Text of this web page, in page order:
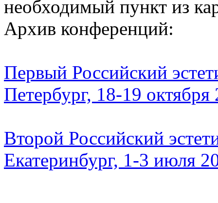
необходимый пункт из
Архив конференций:
Первый Российский
Петербург, 18-19 октября
Второй Российский
Екатеринбург, 1-3 июля